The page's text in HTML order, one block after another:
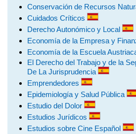
Conservación de Recursos
Cuidados Críticos
Derecho Autonómico y Local
Economía de la Empresa y
Economía de la Escuela
El Derecho del Trabajo y de la
De La Jurisprudencia
Emprendedores
Epidemiología y Salud Pública
Estudio del Dolor
Estudios Jurídicos
Estudios sobre Cine Español